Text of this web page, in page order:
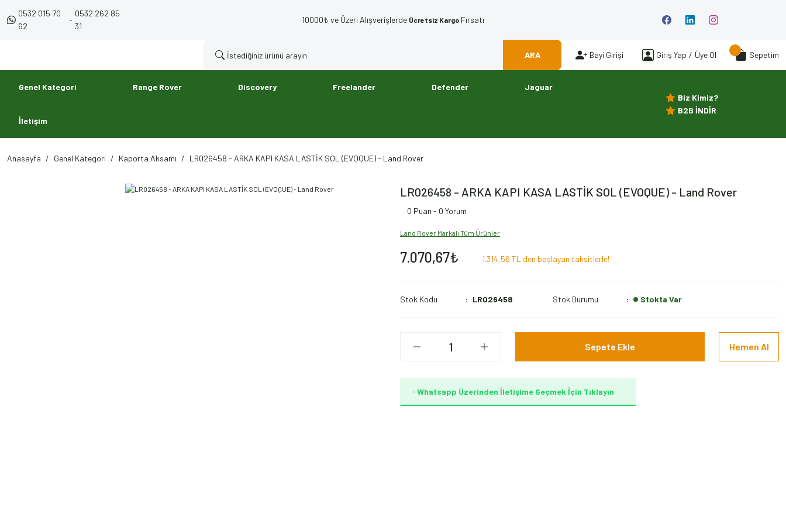
0532 015 70
62
-
0532 262 85
31
10000₺ ve Üzeri Alışverişlerde Ücretsiz Kargo Fırsatı
ARA Bayi Girişi Giriş Yap / Üye Ol Sepetim
Genel Kategori Range Rover Discovery Freelander Defender Jaguar
İletişim
Biz Kimiz?
B2B İNDİR
Anasayfa Genel Kategori Kaporta Aksamı LR026458 - ARKA KAPI KASA LASTİK SOL (EVOQUE) - Land Rover
LR026458 - ARKA KAPI KASA LASTİK SOL (EVOQUE) - Land Rover
0 Puan - 0 Yorum
Land Rover Markalı Tüm Ürünler
7.070,67₺ 1.314,56 TL den başlayan taksitlerle!
Stok Kodu LR026458 Stok Durumu Stokta Var
Sepete Ekle Hemen Al
Whatsapp Üzerinden İletişime Geçmek İçin Tıklayın